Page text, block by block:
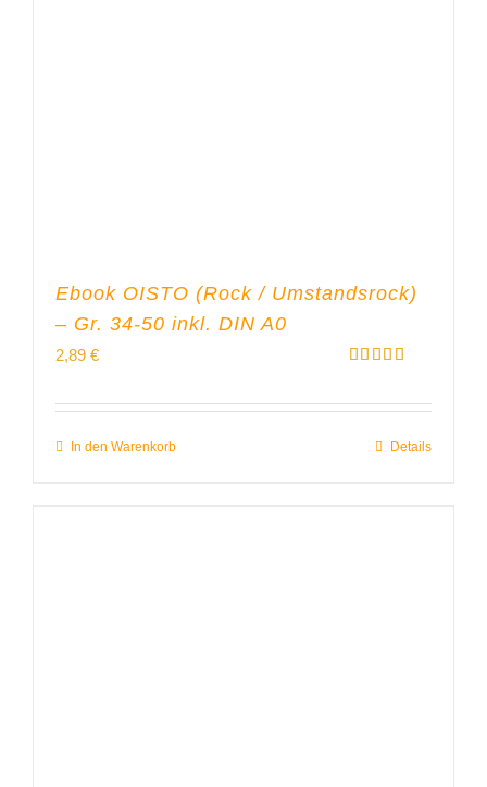
Ebook OISTO (Rock / Umstandsrock)
– Gr. 34-50 inkl. DIN A0
von 5
2,89 €
In den Warenkorb Details